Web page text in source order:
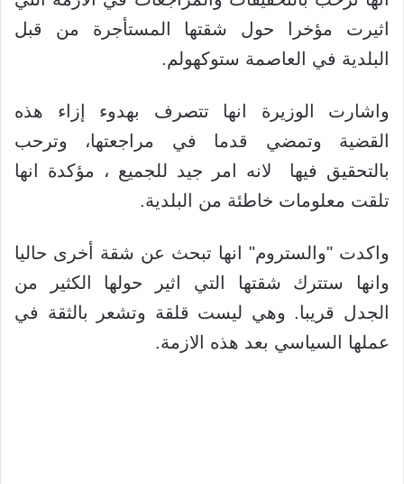
اثيرت مؤخرا حول شقتها المستأجرة من قبل
البلدية في العاصمة ستوكهولم.
واشارت الوزيرة انها تتصرف بهدوء إزاء هذه
القضية وتمضي قدما في مراجعتها، وترحب
بالتحقيق فيها لانه امر جيد للجميع ، مؤكدة انها
تلقت معلومات خاطئة من البلدية.
واكدت "والستروم" انها تبحث عن شقة أخرى حاليا
وانها ستترك شقتها التي اثير حولها الكثير من
الجدل قريبا. وهي ليست قلقة وتشعر بالثقة في
عملها السياسي بعد هذه الازمة.